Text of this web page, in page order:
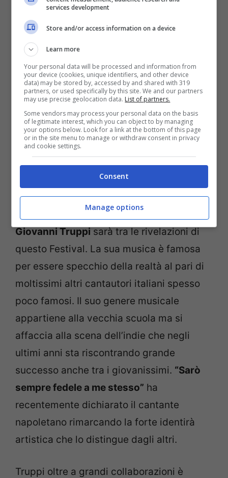
Diodato, vincitore di Sanremo 2020 (getty images)
Giovanni Truppi sarà tra le rivelazioni di
questo Festival. La sua musica è famosa
per essere specchio della realtà al pari di
moltissimi altri cantautori italiani spesso
poco famosi. Il suo genere musicale
appartiene alla vecchia scuola ma si
affaccia alla scena dell’indie che negli
ultimi anni sta riscontrando grande
successo anche tra i giovanissimi. “Sarò
sempre fedele a me stesso” ha
recentemente dichiarato il cantante
napoletano rimarcando la forte identirà
artistica che lo distingue dagli altri.
Truppi oltre a grandi collaborazioni è
services development
Store and/or access information on a device
Learn more
Your personal data will be processed and information from
your device (cookies, unique identifiers, and other device
data) may be stored by, accessed by and shared with 319
partners, or used specifically by this site. We and our partners
may use precise geolocation data. List of partners.
Some vendors may process your personal data on the basis
of legitimate interest, which you can object to by managing
your options below. Look for a link at the bottom of this page
or in the site menu to manage or withdraw consent in privacy
and cookie settings.
Consent
Manage options